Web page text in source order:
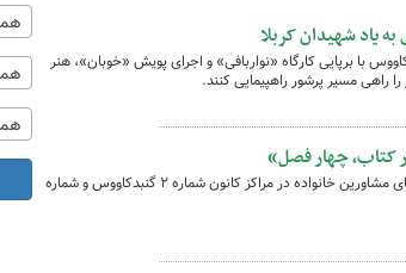
یاد شهیدان کربلا
محرم، اعضا و مادران کانون پرورش فکری شماره ۲ گنبدکاووس با برپایی کارگاه «نواربافی» و اجرای پویش «خوبان»، هنر
راهی مسیر پرشور راهپیمایی کنند.
کتاب، چهار فصل»
پویش فرهنگی «چهار کتاب، چهار فصل» با حضور کانون‌یاران و اعضای مشاورین خانواده در مراکز کانون شماره ۲ گنبدکاووس و شماره